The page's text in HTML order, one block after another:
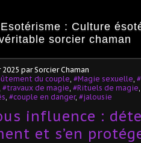
: Culture
sorcier chaman
2025 par Sorcier Chaman
du couple #Magie sexuelle
#travaux de magie #Rituels de magie
#couple en danger, #jalousie
influence :
et s’en